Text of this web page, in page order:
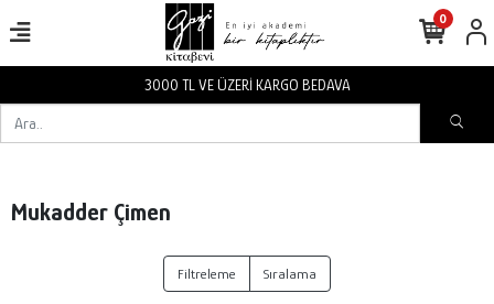
3000 TL VE ÜZERİ KARGO BEDAVA
0
Mukadder Çimen
Filtreleme Sıralama